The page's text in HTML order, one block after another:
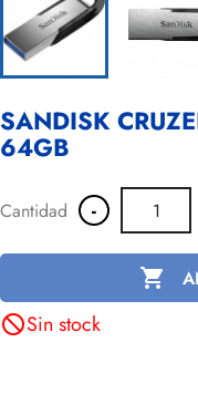
SANDISK
64GB
Cantidad -

not_interestedSin stock